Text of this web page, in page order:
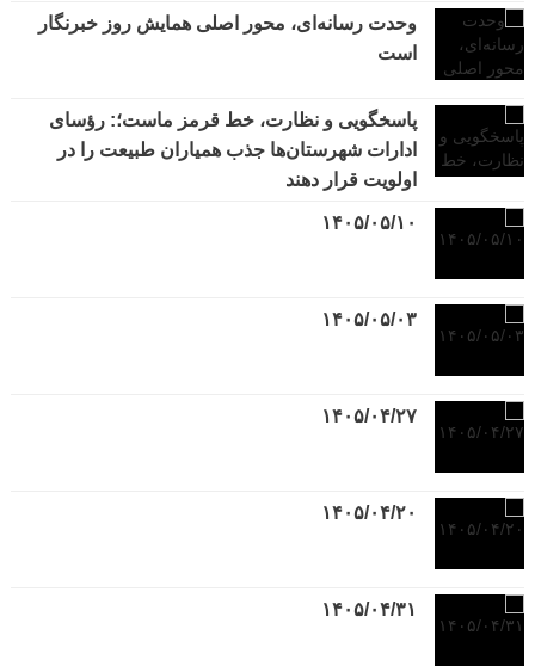
وحدت رسانه‌ای، محور اصلی همایش روز خبرنگار
است
پاسخگویی و نظارت، خط قرمز ماست؛: رؤسای
ادارات شهرستان‌ها جذب همیاران طبیعت را در
اولویت قرار دهند
۱۴۰۵/۰۵/۱۰
۱۴۰۵/۰۵/۰۳
۱۴۰۵/۰۴/۲۷
۱۴۰۵/۰۴/۲۰
۱۴۰۵/۰۴/۳۱